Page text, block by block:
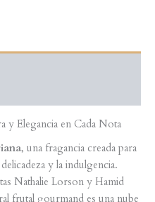
y Elegancia en Cada Nota
, una fragancia creada para
y la indulgencia.
Nathalie Lorson y Hamid
frutal gourmand es una nube